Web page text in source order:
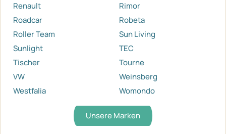
Renault
Rimor
Roadcar
Robeta
Roller Team
Sun Living
Sunlight
TEC
Tischer
Tourne
VW
Weinsberg
Westfalia
Womondo
Unsere Marken